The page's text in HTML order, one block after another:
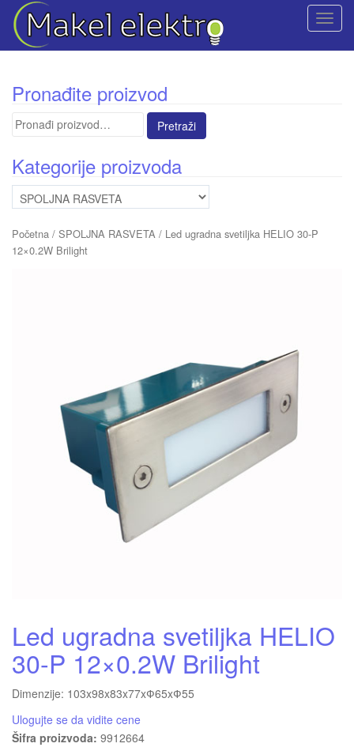
T
Pronađite proizvod
Pretraga
Kategorije proizvoda
Početna / SPOLJNA RASVETA / Led ugradna svetiljka HELIO 30-P
12×0.2W Brilight
Led ugradna svetiljka HELIO
30-P 12×0.2W Brilight
Dimenzije: 103x98x83x77xФ65xФ55
Ulogujte se da vidite cene
Šifra proizvoda: 9912664